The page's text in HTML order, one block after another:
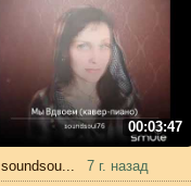
00:03:47
soundsou...
7 г. назад